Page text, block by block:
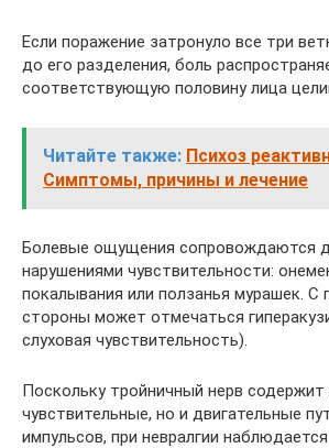
Если поражение затронуло все три
до его разделения, боль
соответствующую половину лица
Читайте также: Психоз
Симптомы, причины и лечение
Болевые ощущения сопровождаются
нарушениями чувствительности:
покалывания или ползанья мурашек. С
стороны может отмечаться
слуховая чувствительность).
Поскольку тройничный нерв содержит
чувствительные, но и двигательные
импульсов, при невралгии наблюдается